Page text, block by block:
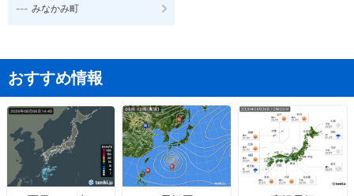
--- みなかみ町
おすすめ情報